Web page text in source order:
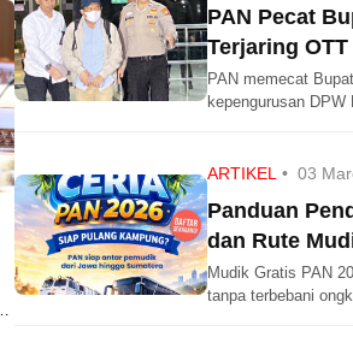
PAN Pecat
Terjaring
PAN memecat
kepengurusan DPW
ARTIKEL • 03
Panduan
dan Rute
Mudik Gratis PAN
tanpa terbebani